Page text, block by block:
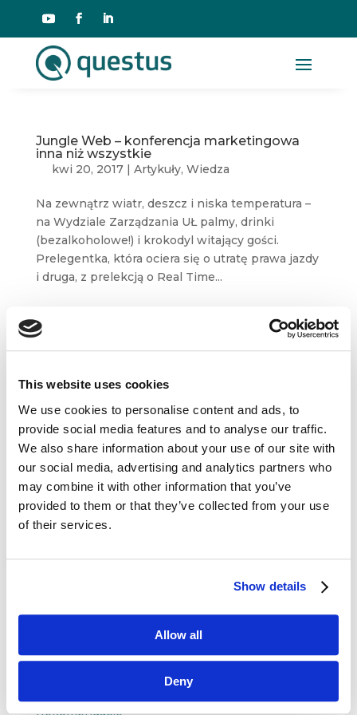
This website uses cookies
We use cookies to personalise content and ads, to
provide social media features and to analyse our traffic.
We also share information about your use of our site with
our social media, advertising and analytics partners who
may combine it with other information that you’ve
provided to them or that they’ve collected from your use
of their services.
Show details
Allow all
Deny
Jungle Web – konferencja marketingowa
inna niż wszystkie
kwi 20, 2017| Artykuły, Wiedza
Na zewnątrz wiatr, deszcz i niska temperatura –
na Wydziale Zarządzania UŁ palmy, drinki
(bezalkoholowe!) i krokodyl witający gości.
Prelegentka, która ociera się o utratę prawa jazdy
i druga, z prelekcją o Real Time...

questus
ul. Organizacji WiN 83/7
91-811 Łódź
 601 098 038
 questus@questus.pl
Polityka prywatności